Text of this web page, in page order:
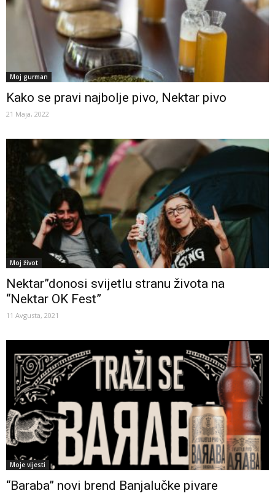
Moj gurman
Kako se pravi najbolje pivo, Nektar pivo
21 Maja, 2022
Moj život
Nektar”donosi svijetlu stranu života na
“Nektar OK Fest”
11 Avgusta, 2021
Moje vijesti
“Baraba” novi brend Banjalučke pivare